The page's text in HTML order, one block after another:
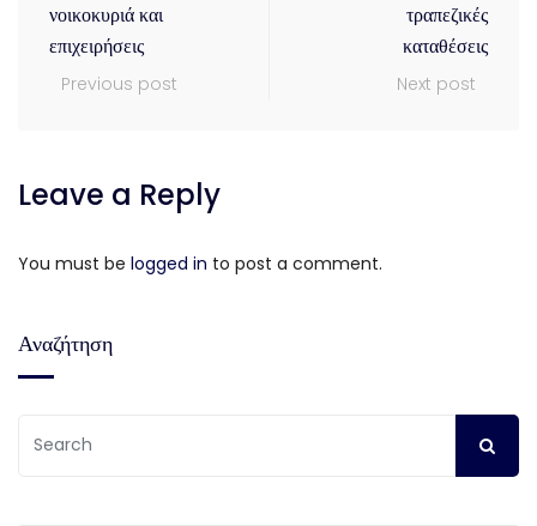
νοικοκυριά και
επιχειρήσεις
Previous post
τραπεζικές
καταθέσεις
Next post
Leave a Reply
You must be logged in to post a comment.
Αναζήτηση